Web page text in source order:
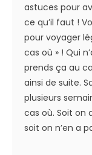
astuces pour
ce qu’il faut !
pour voyager
cas où » ! Qui
prends ça au
ainsi de suite.
plusieurs
cas où. Soit on
soit on n’en a